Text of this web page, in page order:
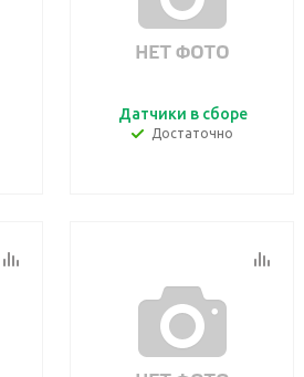
Датчики в сборе
Достаточно